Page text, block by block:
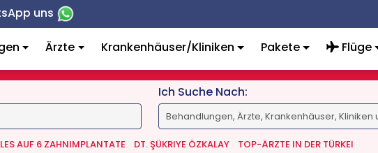
uns
Ärzte Krankenhäuser/Kliniken Pakete Flüge
Ich Suche Nach:
AUF 6 ZAHNIMPLANTATE DT. ŞÜKRIYE ÖZKALAY TOP-ÄRZTE IN DER TÜRKEI